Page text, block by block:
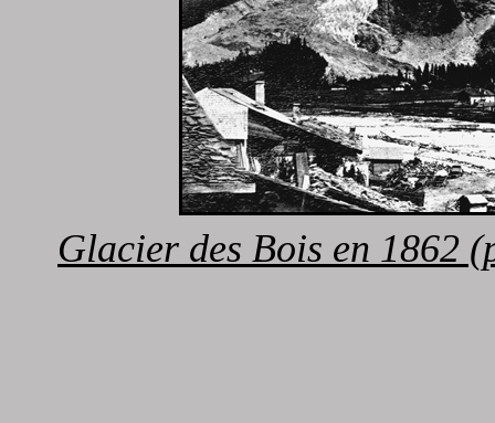
Glacier des Bois en 1862